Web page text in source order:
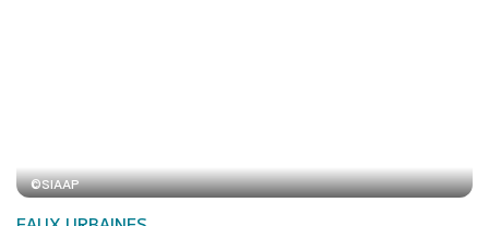
©SIAAP